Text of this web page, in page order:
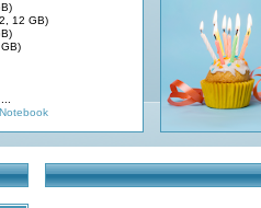
12 GB)
Notebook